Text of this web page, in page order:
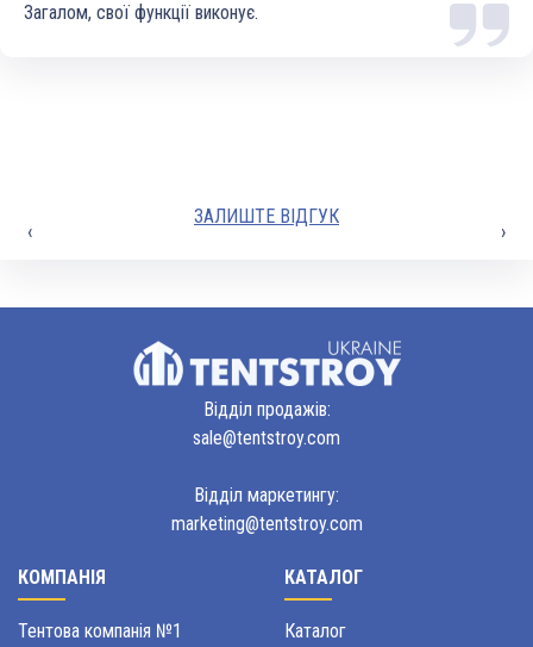
Загалом, свої функції виконує.
‹ ›
ЗАЛИШТЕ ВІДГУК
Відділ продажів:
sale@tentstroy.com
Відділ маркетингу:
marketing@tentstroy.com
КОМПАНІЯ
Тентова компанія №1
КАТАЛОГ
Каталог